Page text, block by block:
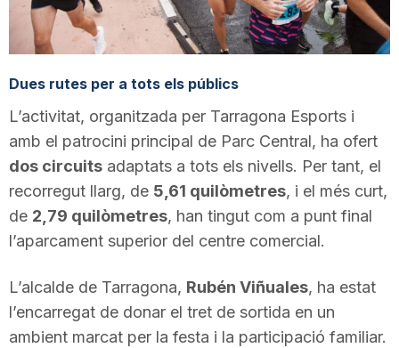
r
g
n
Dues rutes per a tots els públics
L’activitat, organitzada per Tarragona Esports i
amb el patrocini principal de Parc Central, ha ofert
dos circuits adaptats a tots els nivells. Per tant, el
recorregut llarg, de 5,61 quilòmetres, i el més curt,
de 2,79 quilòmetres, han tingut com a punt final
l’aparcament superior del centre comercial.
L’alcalde de Tarragona, Rubén Viñuales, ha estat
l’encarregat de donar el tret de sortida en un
ambient marcat per la festa i la participació familiar.